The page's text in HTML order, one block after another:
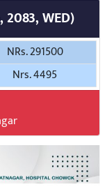
WED)
NRs. 291500
Nrs. 4495